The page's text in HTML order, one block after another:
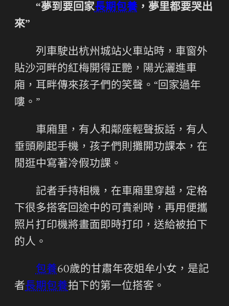
“夢到要回家長期包養，夢里都要哭出
來”
列車駛出杭州城站火車站時，車窗外
貼沙河畔的紅梅開得正艷，陽光灑進車
廂，耳畔傳來孩子們的笑聲。“回家過年
嘍。”
車廂里，有人和鄰座輕聲扳話，有人
垂頭刷起手機，孩子們則攤開功課本，在
閒逛中寫著冷假功課。
記者手持相機，在車廂里穿越，定格
下很多搭客回途中的可貴剎時，再用便攜
照片打印機將畫面即時打印，送給被拍下
的人。
包養60歲的甘肅年夜姐牟小女，是記
者長期包養拍下的第一位搭客。